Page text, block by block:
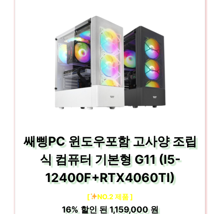
쌔삥PC 윈도우포함 고사양 조립
식 컴퓨터 기본형 G11 (I5-
12400F+RTX4060TI)
[ NO.2 제품 ]
16%할인 된1,159,000 원